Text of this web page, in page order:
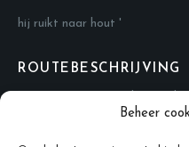
Beheer
hij ruikt naar hout '
ROUTEBESCHRIJVING
CONTACT